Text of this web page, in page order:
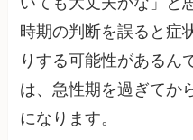
時期の判断を誤ると症
りする可能性があるん
は、急性期を過ぎてか
になります。